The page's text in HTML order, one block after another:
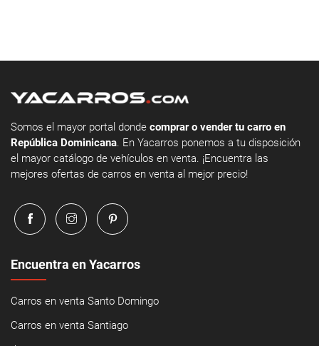
Somos el mayor portal donde comprar o vender tu carro en
República Dominicana. En Yacarros ponemos a tu disposición
el mayor catálogo de vehículos en venta. ¡Encuentra las
mejores ofertas de carros en venta al mejor precio!
Encuentra en Yacarros
Carros en venta Santo Domingo
Carros en venta Santiago